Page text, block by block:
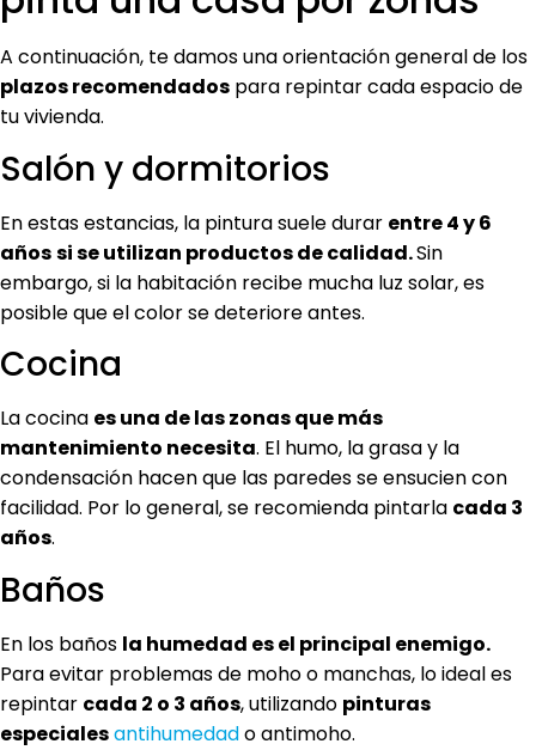
A continuación, te damos una orientación general de los
plazos recomendados para repintar cada espacio de
tu vivienda.
Salón y dormitorios
En estas estancias, la pintura suele durar entre 4 y 6
añossi se utilizan productos de calidad.Sin
embargo, si la habitación recibe mucha luz solar, es
posible que el color se deteriore antes.
Cocina
La cocina es una de las zonas que más
mantenimiento necesita. El humo, la grasa y la
condensación hacen que las paredes se ensucien con
facilidad. Por lo general, se recomienda pintarla cada 3
años.
Baños
En los baños la humedad es el principal enemigo.
Para evitar problemas de moho o manchas, lo ideal es
repintar cada 2 o 3 años, utilizando pinturas
especialesantihumedado antimoho.